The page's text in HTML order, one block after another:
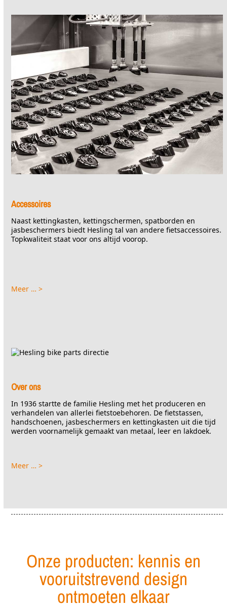
Accessoires
Naast kettingkasten, kettingschermen, spatborden en
jasbeschermers biedt Hesling tal van andere fietsaccessoires.
Topkwaliteit staat voor ons altijd voorop.
Meer … >
Over ons
In 1936 startte de familie Hesling met het produceren en
verhandelen van allerlei fietstoebehoren. De fietstassen,
handschoenen, jasbeschermers en kettingkasten uit die tijd
werden voornamelijk gemaakt van metaal, leer en lakdoek.
Meer … >
Onze producten: kennis en
vooruitstrevend design
ontmoeten elkaar